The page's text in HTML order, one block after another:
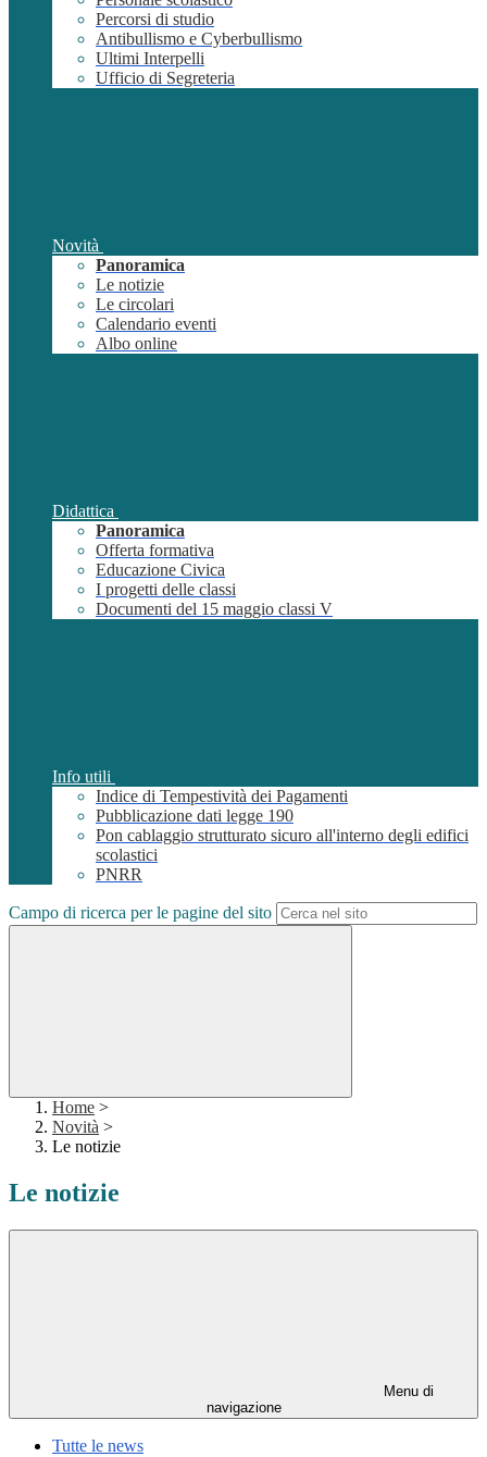
Percorsi di studio
Antibullismo e Cyberbullismo
Ultimi Interpelli
Ufficio di Segreteria
Novità
Panoramica
Le notizie
Le circolari
Calendario eventi
Albo online
Didattica
Panoramica
Offerta formativa
Educazione Civica
I progetti delle classi
Documenti del 15 maggio classi V
Info utili
Indice di Tempestività dei Pagamenti
Pubblicazione dati legge 190
Pon cablaggio strutturato sicuro all'interno degli edifici
scolastici
PNRR
Campo di ricerca per le pagine del sito
Home >
Novità >
Le notizie
Le notizie
Menu di
navigazione
Tutte le news